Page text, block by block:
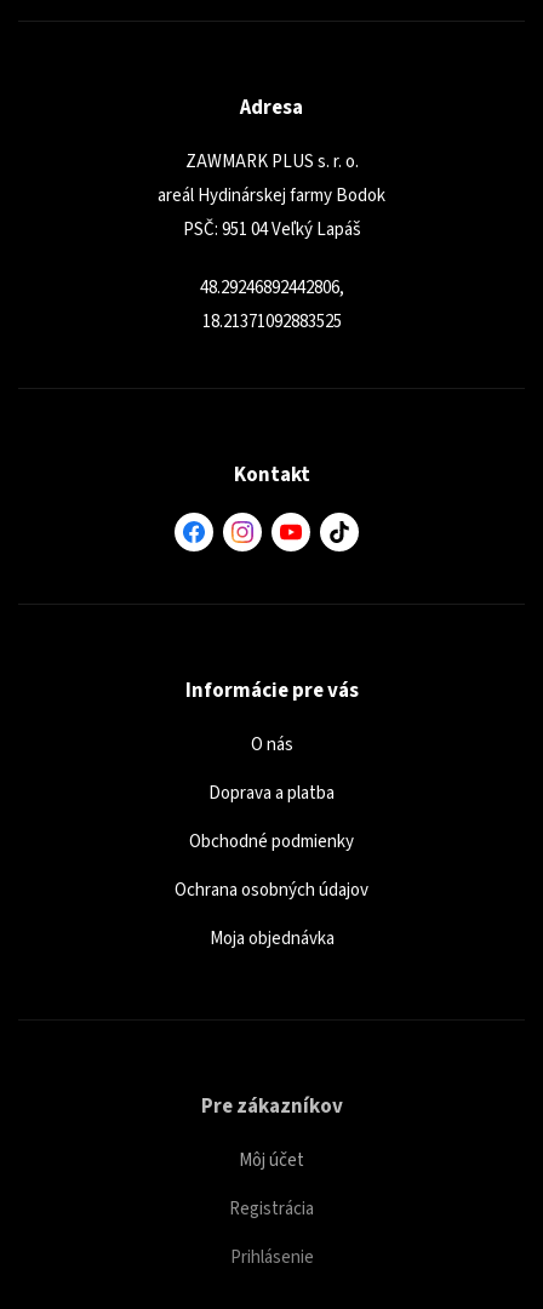
Adresa
ZAWMARK PLUS s. r. o.
areál Hydinárskej farmy Bodok
PSČ: 951 04 Veľký Lapáš
48.29246892442806,
18.21371092883525
Kontakt
Informácie pre vás
O nás
Doprava a platba
Obchodné podmienky
Ochrana osobných údajov
Moja objednávka
Pre zákazníkov
Môj účet
Registrácia
Prihlásenie